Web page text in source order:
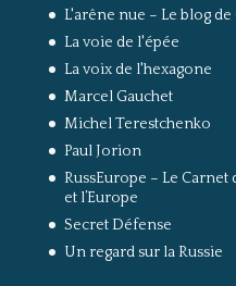
L'arêne nue – Le blog
La voie de l'épée
La voix de l'hexagone
Marcel Gauchet
Michel Terestchenko
Paul Jorion
RussEurope – Le Carnet
et l’Europe
Secret Défense
Un regard sur la Russie